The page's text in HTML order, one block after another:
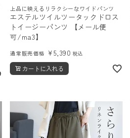
上品に映えるリラクシーなワイドパンツ
エステルツイルツータックドロス
トイージーパンツ 【メール便
可/ma3】
通常販売価格 ¥5,390 税込
カートに入れる